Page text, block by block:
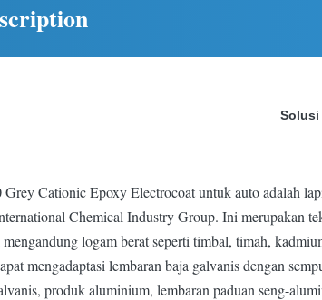
Solusi
Cationic Epoxy Electrocoat untuk auto adalah
Chemical Industry Group. Ini merupakan
logam berat seperti timbal, timah,
mengadaptasi lembaran baja galvanis dengan
produk aluminium, lembaran paduan seng-